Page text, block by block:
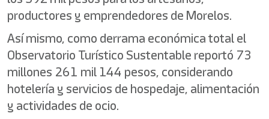
productores y emprendedores de Morelos.
Así mismo, como derrama económica total el
Observatorio Turístico Sustentable reportó 73
millones 261 mil 144 pesos, considerando
hotelería y servicios de hospedaje, alimentación
y actividades de ocio.